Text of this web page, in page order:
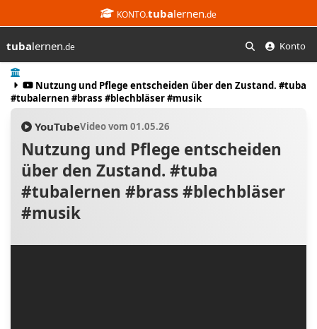
KONTO.tubalernen.de
tubalernen.de Konto
Start
Nutzung und Pflege entscheiden über den Zustand. #tuba
#tubalernen #brass #blechbläser #musik
YouTubeVideo vom 01.05.26
Nutzung und Pflege entscheiden
über den Zustand. #tuba
#tubalernen #brass #blechbläser
#musik